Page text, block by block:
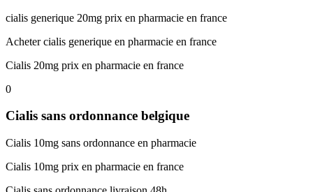
cialis generique 20mg prix en pharmacie en france
Acheter cialis generique en pharmacie en france
Cialis 20mg prix en pharmacie en france
0
Cialis sans ordonnance belgique
Cialis 10mg sans ordonnance en pharmacie
Cialis 10mg prix en pharmacie en france